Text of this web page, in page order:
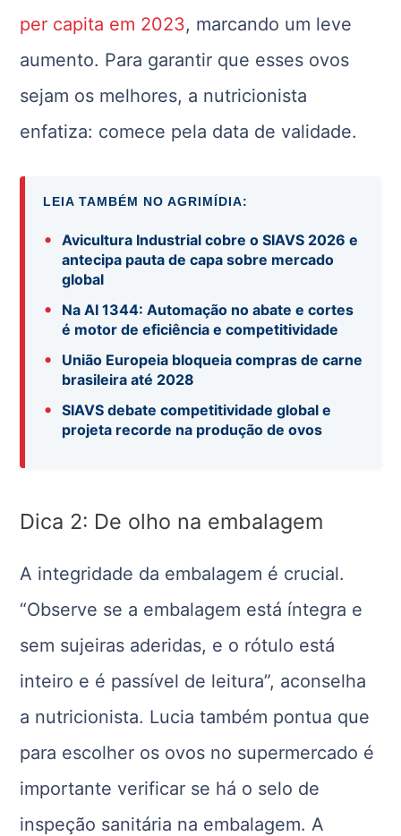
per capita em 2023, marcando um leve
aumento. Para garantir que esses ovos
sejam os melhores, a nutricionista
enfatiza: comece pela data de validade.
LEIA TAMBÉM NO AGRIMÍDIA:
•
Avicultura Industrial cobre o SIAVS 2026 e
antecipa pauta de capa sobre mercado
global
•
Na AI 1344: Automação no abate e cortes
é motor de eficiência e competitividade
•
União Europeia bloqueia compras de carne
brasileira até 2028
•
SIAVS debate competitividade global e
projeta recorde na produção de ovos
Dica 2: De olho na embalagem
A integridade da embalagem é crucial.
“Observe se a embalagem está íntegra e
sem sujeiras aderidas, e o rótulo está
inteiro e é passível de leitura”, aconselha
a nutricionista. Lucia também pontua que
para escolher os ovos no supermercado é
importante verificar se há o selo de
inspeção sanitária na embalagem. A